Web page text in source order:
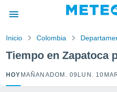
ha sido
la
que se
Inicio Colombia
Tiempo en Zapatoca
HOY MAÑANA DOM. 09 LUN. 10